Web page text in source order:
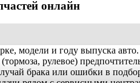
онлайн
модели и году выпуска авто.
рулевое)
брака или ошибки в